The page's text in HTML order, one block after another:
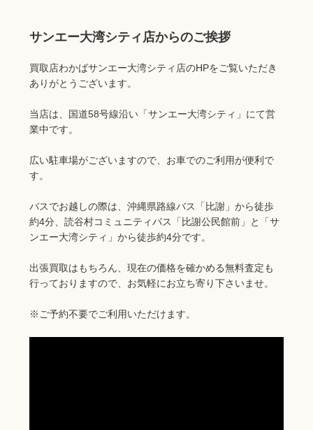
サンエー大湾シティ店からのご挨拶
買取店わかばサンエー大湾シティ店のHPをご覧いただき
ありがとうございます。
当店は、国道58号線沿い「サンエー大湾シティ」にて営
業中です。
広い駐車場がございますので、お車でのご利用が便利で
す。
バスでお越しの際は、沖縄県路線バス「比謝」から徒歩
約4分、読谷村コミュニティバス「比謝公民館前」と「サ
ンエー大湾シティ」から徒歩約4分です。
出張買取はもちろん、現在の価格を確かめる無料査定も
行っておりますので、お気軽にお立ち寄り下さいませ。
※ご予約不要でご利用いただけます。